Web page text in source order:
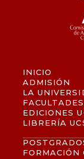
INICIO
ADMISIÓN
LA
EDICIONES
LIBRERÍA
FORMACIÓN